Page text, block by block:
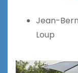
Jean-
Loup